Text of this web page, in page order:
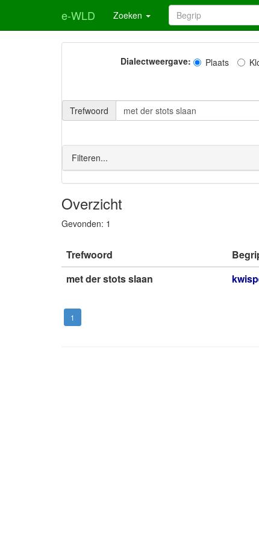
e-WLD Zoeken
Dialectweergave: Plaats
Trefwoord
Filteren...
Overzicht
Gevonden: 1
Trefwoord
met der stots slaan
1